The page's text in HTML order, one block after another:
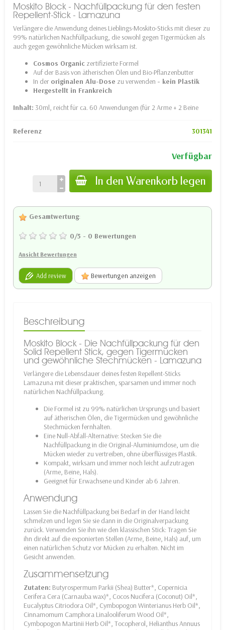
Moskito Block - Nachfüllpackung für den festen
Repellent-Stick - Lamazuna
Verlängere die Anwendung deines Lieblings-Moskito-Sticks mit dieser zu
99% natürlichen Nachfüllpackung, die sowohl gegen Tigermücken als
auch gegen gewöhnliche Mücken wirksam ist.
Cosmos Organic zertifizierte Formel
Auf der Basis von ätherischen Ölen und Bio-Pflanzenbutter
In der originalen Alu-Dose zu verwenden - kein Plastik
Hergestellt in Frankreich
Inhalt: 30ml, reicht für ca. 60 Anwendungen (für 2 Arme + 2 Beine
Referenz 301341
Verfügbar
In den Warenkorb legen
Gesamtwertung:
0/5 - 0 Bewertungen
Ansicht Bewertungen
Add review Bewertungen anzeigen
Beschreibung
Moskito Block - Die Nachfüllpackung für den
Solid Repellent Stick, gegen Tigermücken
und gewöhnliche Stechmücken - Lamazuna
Verlängere die Lebensdauer deines festen Repellent-Sticks
Lamazuna mit dieser praktischen, sparsamen und immer noch
natürlichen Nachfüllpackung.
Die Formel ist zu 99% natürlichen Ursprungs und basiert
auf ätherischen Ölen, die Tigermücken und gewöhnliche
Stechmücken fernhalten.
Eine Null-Abfall-Alternative: Stecken Sie die
Nachfüllpackung in die Original-Aluminiumdose, um die
Mücken wieder zu vertreiben, ohne überflüssiges Plastik.
Kompakt, wirksam und immer noch leicht aufzutragen
(Arme, Beine, Hals).
Geeignet für Erwachsene und Kinder ab 6 Jahren.
Anwendung
Lassen Sie die Nachfüllpackung bei Bedarf in der Hand leicht
schmelzen und legen Sie sie dann in die Originalverpackung
zurück. Verwenden Sie ihn wie den klassischen Stick: Tragen Sie
ihn direkt auf die exponierten Stellen (Arme, Beine, Hals) auf, um
einen natürlichen Schutz vor Mücken zu erhalten. Nicht im
Gesicht anwenden.
Zusammensetzung
Zutaten: Butyrospermum Parkii (Shea) Butter*, Copernicia
Cerifera Cera (Carnauba wax)*, Cocos Nucifera (Coconut) Oil*,
Eucalyptus Citriodora Oil*, Cymbopogon Winterianus Herb Oil*,
Cinnamomum Camphora Linalooliferum Wood Oil*,
Cymbopogon Martinii Herb Oil*, Tocopherol, Helianthus Annuus